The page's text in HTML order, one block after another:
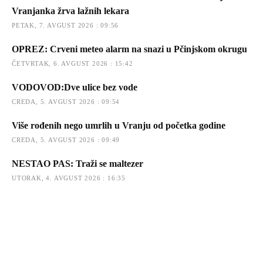
Vranjanka žrva lažnih lekara
PETAK, 7. AVGUST 2026 : 09:56
OPREZ: Crveni meteo alarm na snazi u Pčinjskom okrugu
ČETVRTAK, 6. AVGUST 2026 : 15:42
VODOVOD:Dve ulice bez vode
CREDA, 5. AVGUST 2026 : 09:54
Više rođenih nego umrlih u Vranju od početka godine
CREDA, 5. AVGUST 2026 : 09:49
NESTAO PAS: Traži se maltezer
UTORAK, 4. AVGUST 2026 : 16:35